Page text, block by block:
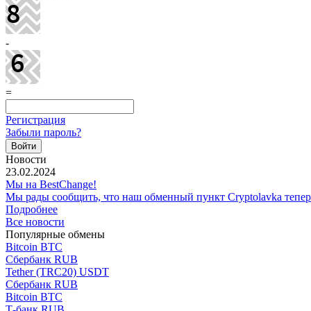
-
=
Регистрация
Забыли пароль?
Новости
23.02.2024
Мы на BestChange!
Мы рады сообщить, что наш обменный пункт Cryptolavka
Подробнее
Все новости
Популярные обмены
Bitcoin BTC
Сбербанк RUB
Tether (TRC20) USDT
Сбербанк RUB
Bitcoin BTC